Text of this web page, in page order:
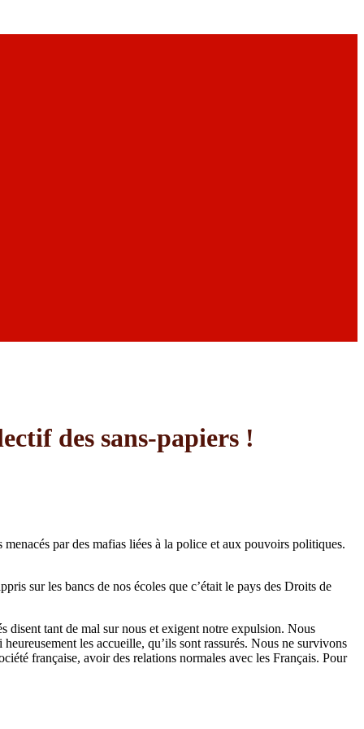
des sans-papiers !
par des mafias liées à la police et aux pouvoirs politiques.
sur les bancs de nos écoles que c’était le pays des Droits de
disent tant de mal sur nous et exigent notre expulsion. Nous
les accueille, qu’ils sont rassurés. Nous ne survivons
française, avoir des relations normales avec les Français. Pour